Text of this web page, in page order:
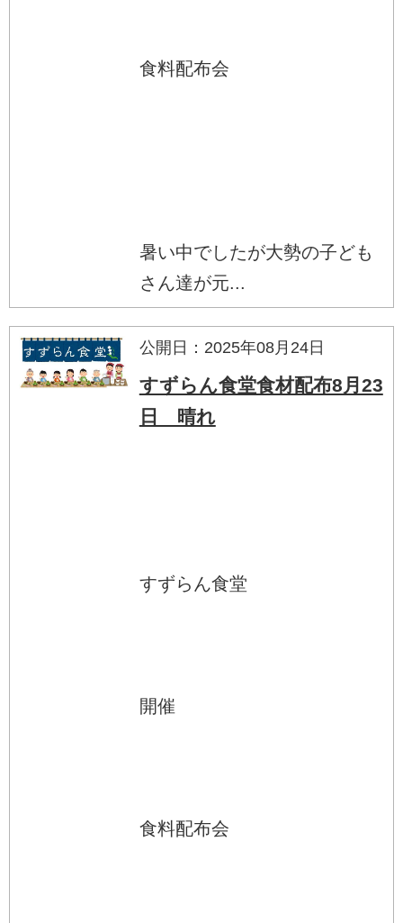
食料配布会
暑い中でしたが大勢の子ども
さん達が元...
公開日：2025年08月24日
すずらん食堂食材配布8月23
日 晴れ
すずらん食堂
開催
食料配布会